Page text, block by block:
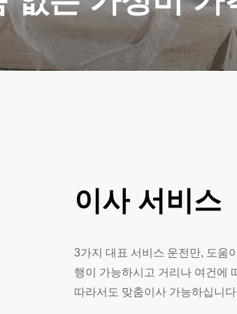
이사 서비스
3가지 대표 서비스 운전만, 도움
행이 가능하시고 거리나 여건에
따라서도 맞춤이사 가능하십니다